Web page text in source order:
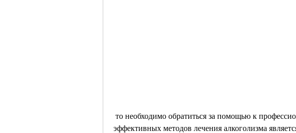
эффективных методов лечения алкоголизма